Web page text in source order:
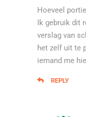
Hoeveel
Ik gebruik dit
verslag van
het zelf uit te
iemand me
REPLY